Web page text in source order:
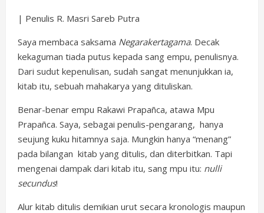
| Penulis R. Masri Sareb Putra
Saya membaca saksama Negarakertagama. Decak
kekaguman tiada putus kepada sang empu, penulisnya.
Dari sudut kepenulisan, sudah sangat menunjukkan ia,
kitab itu, sebuah mahakarya yang dituliskan.
Benar-benar empu Rakawi Prapañca, atawa Mpu
Prapañca. Saya, sebagai penulis-pengarang, hanya
seujung kuku hitamnya saja. Mungkin hanya “menang”
pada bilangan kitab yang ditulis, dan diterbitkan. Tapi
mengenai dampak dari kitab itu, sang mpu itu: nulli
secundus!
Alur kitab ditulis demikian urut secara kronologis maupun